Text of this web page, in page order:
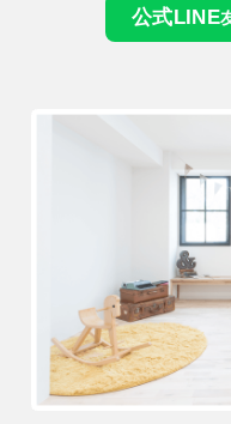
公式LINE